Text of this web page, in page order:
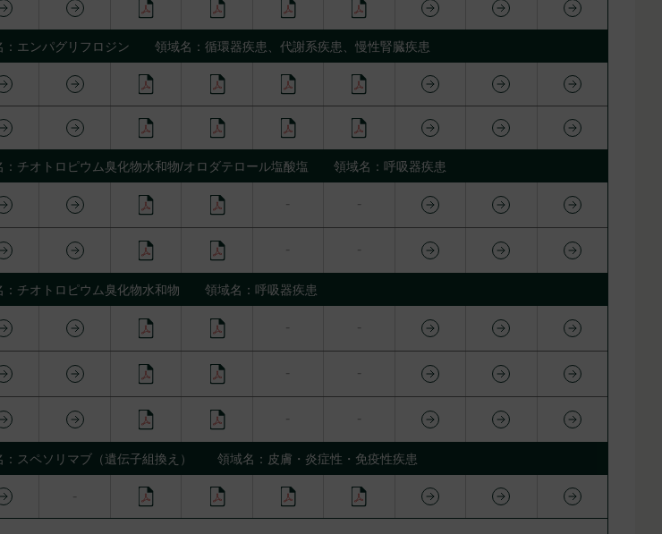
：エンパグリフロジン 領域名：循環器疾患、代謝系疾患、慢性腎臓疾患
：チオトロピウム臭化物水和物/オロダテロール塩酸塩 領域名：呼吸器疾患
：チオトロピウム臭化物水和物 領域名：呼吸器疾患
：スペソリマブ（遺伝子組換え） 領域名：皮膚・炎症性・免疫性疾患